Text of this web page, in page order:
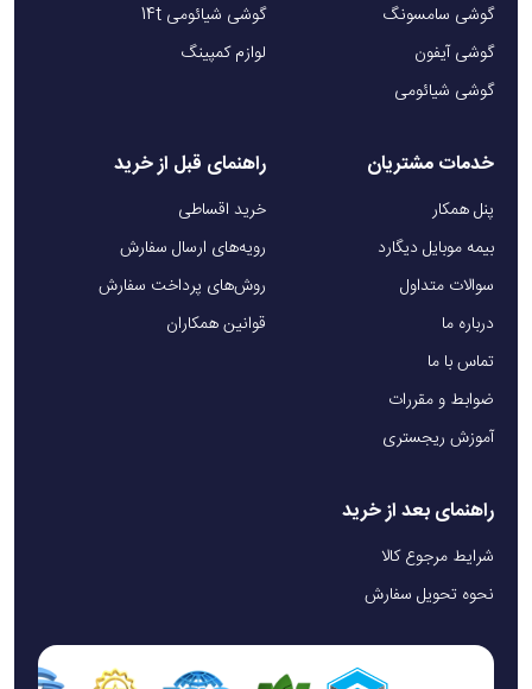
گوشی سامسونگ
گوشی آیفون
گوشی شیائومی
گوشی شیائومی 14t
لوازم کمپینگ
خدمات مشتریان
پنل همکار
بیمه موبایل دیگارد
سوالات متداول
درباره ما
تماس با ما
ضوابط و مقررات
آموزش ریجستری
راهنمای قبل از خرید
خرید اقساطی
رویه‌های ارسال سفارش
روش‌های پرداخت سفارش
قوانین همکاران
راهنمای بعد از خرید
شرایط مرجوع کالا
نحوه تحویل سفارش